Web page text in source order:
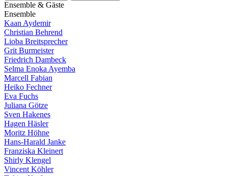
Ensemble & Gäste
Ensemble
Kaan Aydemir
Christian Behrend
Lioba Breitsprecher
Grit Burmeister
Friedrich Dambeck
Selma Enoka Ayemba
Marcell Fabian
Heiko Fechner
Eva Fuchs
Juliana Götze
Sven Hakenes
Hagen Häsler
Moritz Höhne
Hans-Harald Janke
Franziska Kleinert
Shirly Klengel
Vincent Köhler